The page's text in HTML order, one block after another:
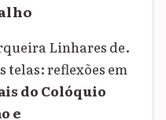
Linhares de.
telas: reflexões em
do Colóquio
e